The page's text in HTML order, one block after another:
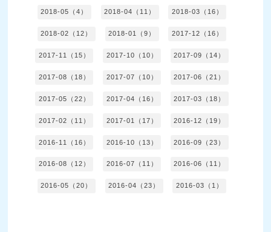
2018-05（4） 2018-04（11） 2018-03（16）
2018-02（12） 2018-01（9） 2017-12（16）
2017-11（15） 2017-10（10） 2017-09（14）
2017-08（18） 2017-07（10） 2017-06（21）
2017-05（22） 2017-04（16） 2017-03（18）
2017-02（11） 2017-01（17） 2016-12（19）
2016-11（16） 2016-10（13） 2016-09（23）
2016-08（12） 2016-07（11） 2016-06（11）
2016-05（20） 2016-04（23） 2016-03（1）